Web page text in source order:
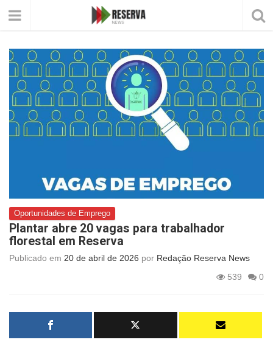
Oportunidades de Emprego
Plantar abre 20 vagas para trabalhador
florestal em Reserva
Publicado em 20 de abril de 2026 por Redação Reserva News
539
0